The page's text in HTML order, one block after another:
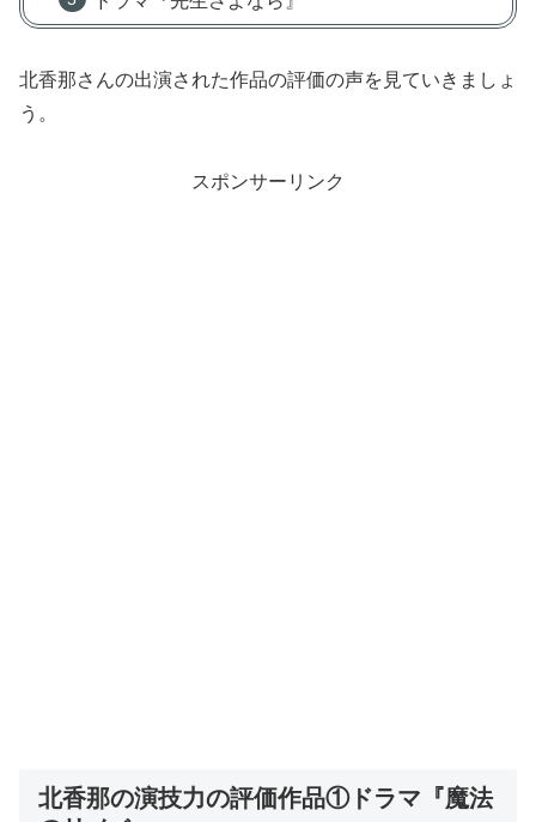
北香那さんの出演された作品の評価の声を見ていきましょ
う。
スポンサーリンク
北香那の演技力の評価作品①ドラマ『魔法